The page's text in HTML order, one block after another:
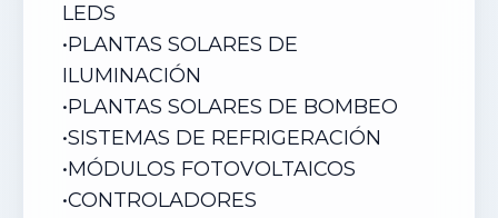
LEDS
•PLANTAS SOLARES DE
ILUMINACIÓN
•PLANTAS SOLARES DE BOMBEO
•SISTEMAS DE REFRIGERACIÓN
•MÓDULOS FOTOVOLTAICOS
•CONTROLADORES